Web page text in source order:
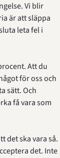
Vi blir
är att släppa
leta fel i
Att du
för oss och
sätt. Och
få vara som
det ska vara så.
det. Inte